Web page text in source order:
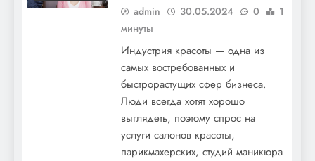
admin 30.05.2024 0
1
минуты
Индустрия красоты — одна из
самых востребованных и
быстрорастущих сфер бизнеса.
Люди всегда хотят хорошо
выглядеть, поэтому спрос на
услуги салонов красоты,
парикмахерских, студий маникюра